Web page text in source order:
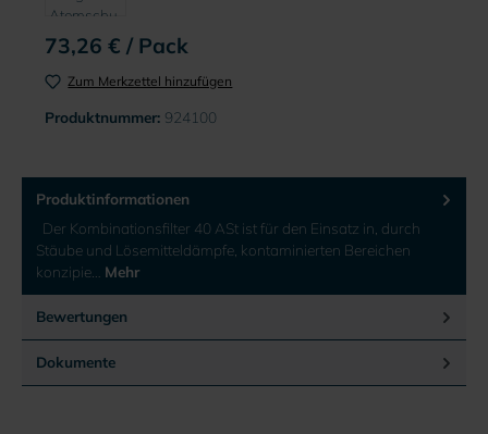
73,26 € / Pack
Zum Merkzettel hinzufügen
Produktnummer: 924100
Produktinformationen
Der Kombinationsfilter 40 ASt ist für den Einsatz in, durch
Stäube und Lösemitteldämpfe, kontaminierten Bereichen
konzipie… Mehr
Bewertungen
Dokumente